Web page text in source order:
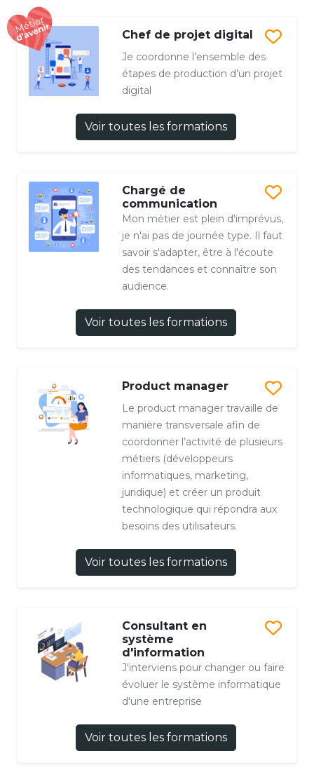
Chef de projet digital
Je coordonne l’ensemble des
étapes de production d’un projet
digital
Voir toutes les formations
Chargé de
communication
Mon métier est plein d'imprévus,
je n'ai pas de journée type. Il faut
savoir s'adapter, être à l'écoute
des tendances et connaître son
audience.
Voir toutes les formations
Product manager
Le product manager travaille de
manière transversale afin de
coordonner l’activité de plusieurs
métiers (développeurs
informatiques, marketing,
juridique) et créer un produit
technologique qui répondra aux
besoins des utilisateurs.
Voir toutes les formations
Consultant en
système
d'information
J'interviens pour changer ou faire
évoluer le système informatique
d'une entreprise
Voir toutes les formations